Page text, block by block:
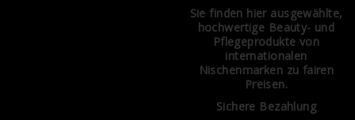
Sie finden hier ausgewählte,
hochwertige Beauty- und
Pflegeprodukte von
internationalen
Nischenmarken zu fairen
Preisen.
Sichere Bezahlung